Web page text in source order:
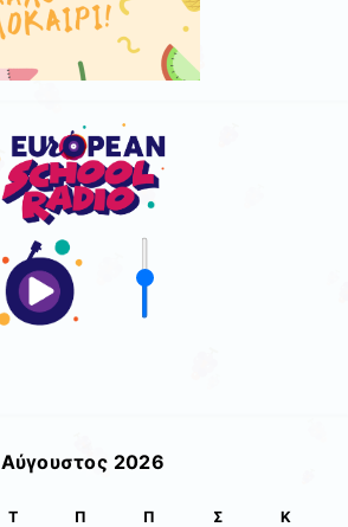
Αύγουστος 2026
Τ Π Π Σ Κ